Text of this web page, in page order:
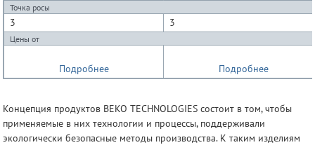
Точка росы
3 3
Цены от
Подробнее Подробнее
Концепция продуктов BEKO TECHNOLOGIES состоит в том, чтобы
применяемые в них технологии и процессы, поддерживали
экологически безопасные методы производства. К таким изделиям